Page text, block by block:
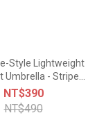
Style Lightweight
Umbrella - Stripe
Pattern
NT$390
NT$490